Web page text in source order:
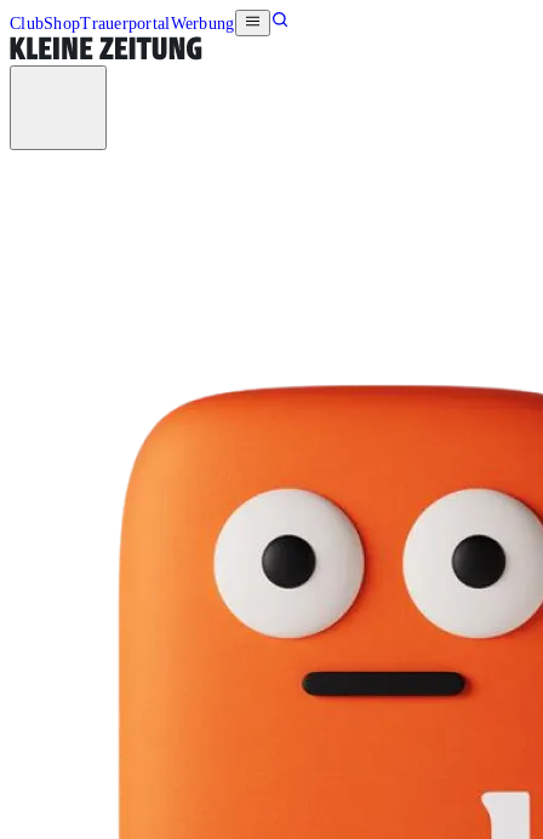
ClubShopTrauerportalWerbung